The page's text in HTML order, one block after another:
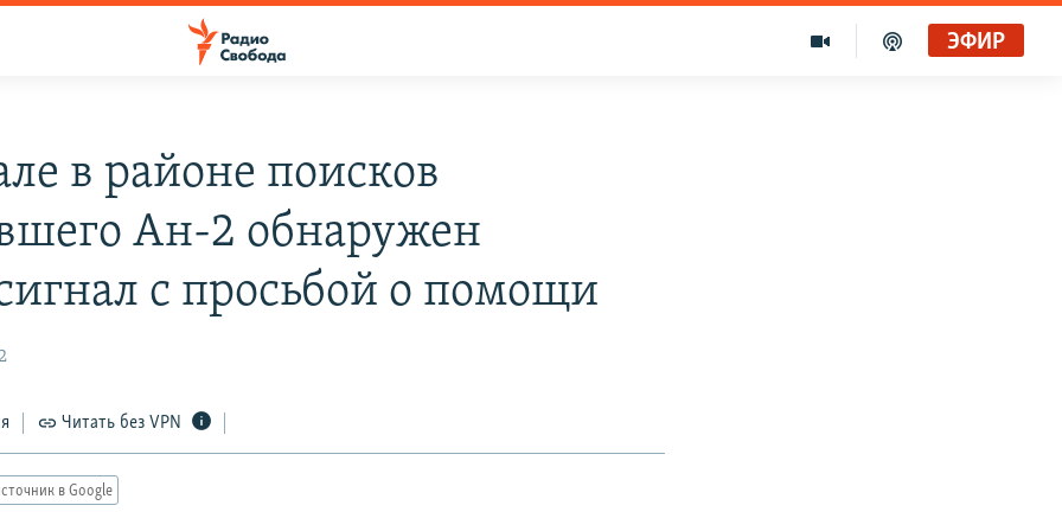
ЭФИР
в районе поисков
Ан-2 обнаружен
с просьбой о помощи
Читать без VPN
в Google